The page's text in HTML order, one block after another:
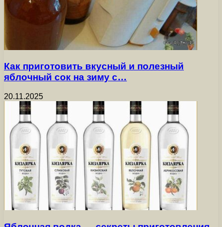
Как приготовить вкусный и полезный
яблочный сок на зиму с…
20.11.2025